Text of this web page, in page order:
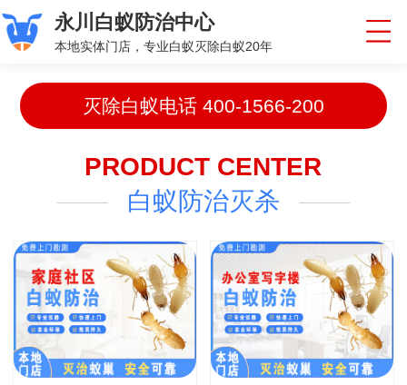
永川白蚁防治中心
本地实体门店，专业白蚁灭除白蚁20年
灭除白蚁电话 400-1566-200
PRODUCT CENTER
白蚁防治灭杀